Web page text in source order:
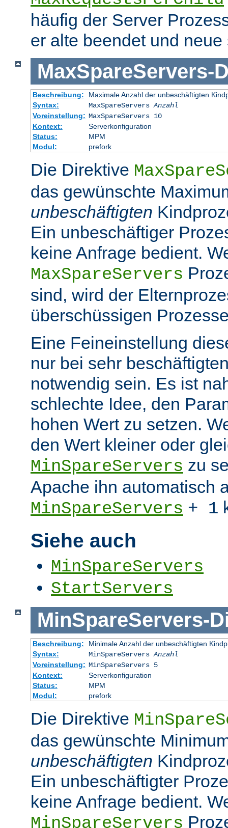
häufig der Server
er alte beendet und neue
MaxSpareServers-
Beschreibung:
Maximale Anzahl der unbeschäftigten
Syntax:
MaxSpareServersAnzahl
Voreinstellung: MaxSpareServers 10
Kontext:
Serverkonfiguration
Status:
MPM
Modul:
prefork
Die Direktive
das gewünschte
unbeschäftigten
Ein unbeschäftiger
keine Anfrage bedient.
MaxSpareServers
sind, wird der
überschüssigen
Eine Feineinstellung
nur bei sehr
notwendig sein. Es ist
schlechte Idee, den
hohen Wert zu setzen.
den Wert kleiner oder
MinSpareServers zu
Apache ihn automatisch
MinSpareServers + 1
Siehe auch
MinSpareServers
StartServers
MinSpareServers-
Beschreibung:
Minimale Anzahl der unbeschäftigten
Syntax:
MinSpareServersAnzahl
Voreinstellung: MinSpareServers 5
Kontext:
Serverkonfiguration
Status:
MPM
Modul:
prefork
Die Direktive
das gewünschte
unbeschäftigten
Ein unbeschäftigter
keine Anfrage bedient.
MinSpareServers